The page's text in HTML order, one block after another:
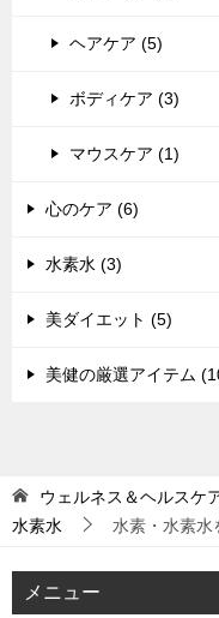
ヘアケア (5)
ボディケア (3)
マウスケア (1)
心のケア (6)
水素水 (3)
美ダイエット (5)
美健の厳選アイテム
ウェルネス＆ヘルスケ
水素水
水素・水素水
メニュー